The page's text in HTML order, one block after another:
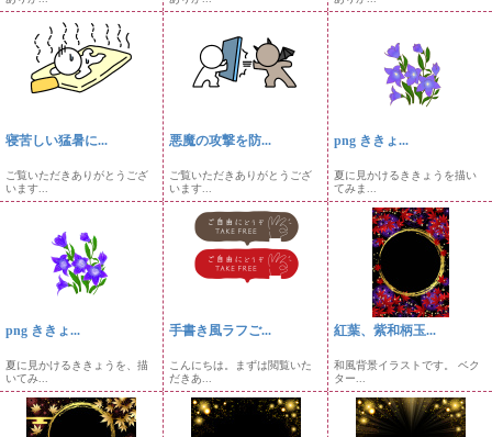
寝苦しい猛暑に...
ご覧いただきありがとうござ
います...
悪魔の攻撃を防...
ご覧いただきありがとうござ
います...
png ききょ...
夏に見かけるききょうを描い
てみま...
png ききょ...
夏に見かけるききょうを、描
いてみ...
手書き風ラフご...
こんにちは。まずは閲覧いた
だきあ...
紅葉、紫和柄玉...
和風背景イラストです。 ベク
ター...